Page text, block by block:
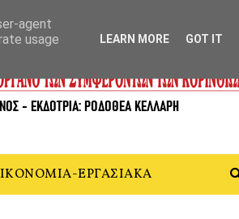
ΕΡΓΑΣΙΑΚΑ
agent
usage
LEARN MORE GOT IT